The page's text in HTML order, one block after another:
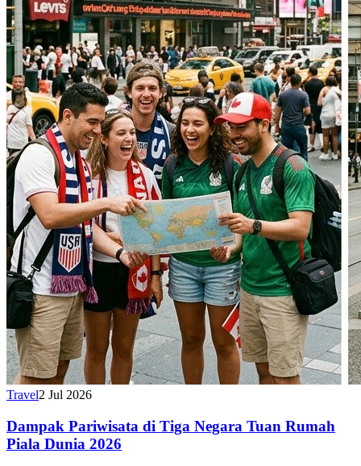
Travel2 Jul 2026
Dampak Pariwisata di Tiga Negara Tuan Rumah
Piala Dunia 2026